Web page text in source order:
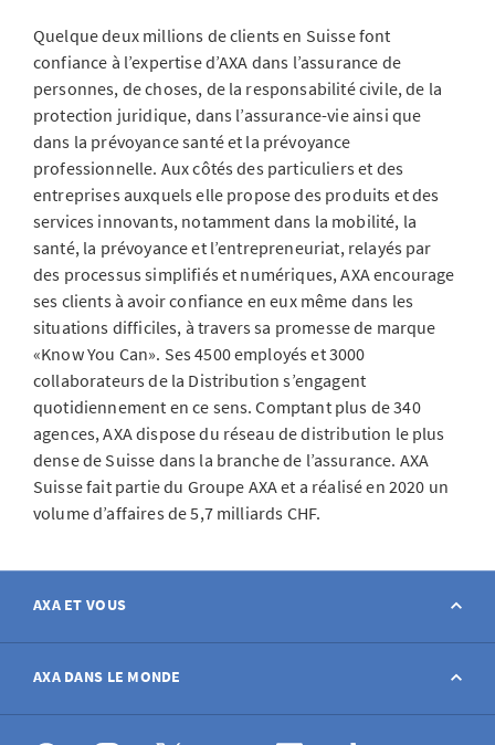
Quelque deux millions de clients en Suisse font
confiance à l’expertise d’AXA dans l’assurance de
personnes, de choses, de la responsabilité civile, de la
protection juridique, dans l’assurance-vie ainsi que
dans la prévoyance santé et la prévoyance
professionnelle. Aux côtés des particuliers et des
entreprises auxquels elle propose des produits et des
services innovants, notamment dans la mobilité, la
santé, la prévoyance et l’entrepreneuriat, relayés par
des processus simplifiés et numériques, AXA encourage
ses clients à avoir confiance en eux même dans les
situations difficiles, à travers sa promesse de marque
«Know You Can». Ses 4500 employés et 3000
collaborateurs de la Distribution s’engagent
quotidiennement en ce sens. Comptant plus de 340
agences, AXA dispose du réseau de distribution le plus
dense de Suisse dans la branche de l’assurance. AXA
Suisse fait partie du Groupe AXA et a réalisé en 2020 un
volume d’affaires de 5,7 milliards CHF.
AXA ET VOUS
Contact
Déclarer sinistre
AXA DANS LE MONDE